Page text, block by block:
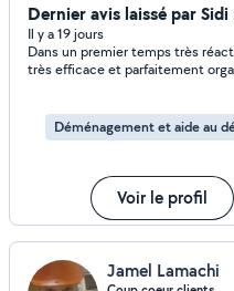
physique, je travaille
bonne humeur. Au plaisir de
Dernier avis laissé par
Il y a 19 jours
Dans un premier temps très
très efficace et parfaitement
Déménagement et aide au
Voir le profil
Jamel Lamachi